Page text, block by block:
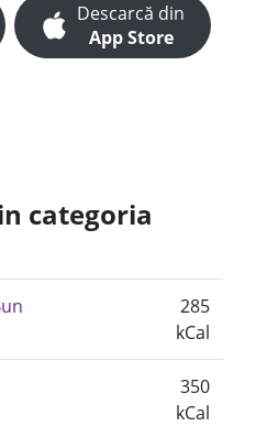
Descarcă din
App Store
categoria
285
kCal
350
kCal